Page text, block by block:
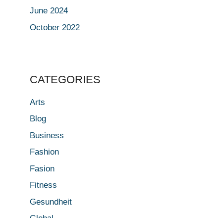
June 2024
October 2022
CATEGORIES
Arts
Blog
Business
Fashion
Fasion
Fitness
Gesundheit